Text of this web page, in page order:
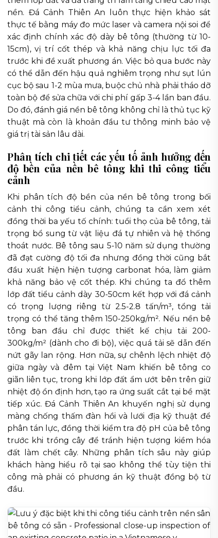
nền. Đá Cảnh Thiên An luôn thực hiện khảo sát
thực tế bằng máy đo mức laser và camera nội soi để
xác định chính xác độ dày bê tông (thường từ 10-
15cm), vị trí cốt thép và khả năng chịu lực tối đa
trước khi đề xuất phương án. Việc bỏ qua bước này
có thể dẫn đến hậu quả nghiêm trọng như sụt lún
cục bộ sau 1-2 mùa mưa, buộc chủ nhà phải tháo dỡ
toàn bộ để sửa chữa với chi phí gấp 3-4 lần ban đầu.
Do đó, đánh giá nền bê tông không chỉ là thủ tục kỹ
thuật mà còn là khoản đầu tư thông minh bảo vệ
giá trị tài sản lâu dài.
Phân tích chi tiết các yếu tố ảnh hưởng đến
độ bền của nền bê tông khi thi công tiểu
cảnh
Khi phân tích độ bền của nền bê tông trong bối
cảnh thi công tiểu cảnh, chúng ta cần xem xét
đồng thời ba yếu tố chính: tuổi thọ của bê tông, tải
trọng bổ sung từ vật liệu đá tự nhiên và hệ thống
thoát nước. Bê tông sau 5-10 năm sử dụng thường
đã đạt cường độ tối đa nhưng đồng thời cũng bắt
đầu xuất hiện hiện tượng carbonat hóa, làm giảm
khả năng bảo vệ cốt thép. Khi chúng ta đổ thêm
lớp đất tiểu cảnh dày 30-50cm kết hợp với đá cảnh
có trọng lượng riêng từ 2.5-2.8 tấn/m³, tổng tải
trọng có thể tăng thêm 150-250kg/m². Nếu nền bê
tông ban đầu chỉ được thiết kế chịu tải 200-
300kg/m² (dành cho đi bộ), việc quá tải sẽ dẫn đến
nứt gãy lan rộng. Hơn nữa, sự chênh lệch nhiệt độ
giữa ngày và đêm tại Việt Nam khiến bê tông co
giãn liên tục, trong khi lớp đất ẩm ướt bên trên giữ
nhiệt độ ổn định hơn, tạo ra ứng suất cắt tại bề mặt
tiếp xúc. Đá Cảnh Thiên An khuyến nghị sử dụng
màng chống thấm đàn hồi và lưới địa kỹ thuật để
phân tán lực, đồng thời kiểm tra độ pH của bê tông
trước khi trồng cây để tránh hiện tượng kiềm hóa
đất làm chết cây. Những phân tích sâu này giúp
khách hàng hiểu rõ tại sao không thể tùy tiện thi
công mà phải có phương án kỹ thuật đồng bộ từ
đầu.